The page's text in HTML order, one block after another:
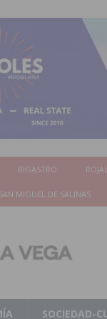
BIGASTRO
SAN MIGUEL DE SALINAS
SOCIEDAD-